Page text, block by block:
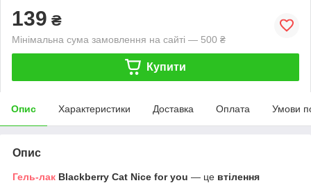
139 ₴
Мінімальна сума замовлення на сайті — 500 ₴
Купити
Опис Характеристики Доставка Оплата Умови
Опис
Гель-лак Blackberry Cat Nice for you — це втілення